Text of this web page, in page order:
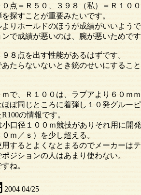
点＝Ｒ５０、３９８（私）＝Ｒ１０
探すことが重要みたいです。
よりホールドのほうが成績がいいよう
で成績が悪いのは、腕が悪いためで
８点を出す性能があるはずです。
たらないないとき銃のせいにするこ
で、Ｒ１００は、ラプアより６０ｍ
ぼ同じところに着弾し１０発グルー
の情報です。
口径１００ｍ競技がありそれ用に開
ｍ／ｓ）を少し超える。
するとよくなとまるのでメーカーは
ジションの人はあまり使わない。
ね。
2004 04/25